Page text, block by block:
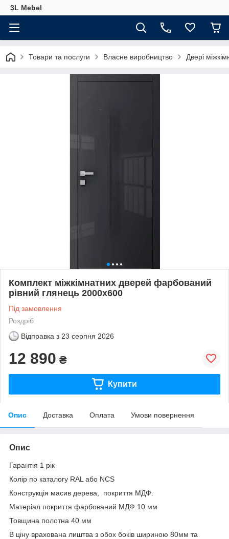
3L Mebel
Товари та послуги Власне виробництво Двері
Комплект міжкімнатних дверей фарбований
рівний глянець 2000х600
Під замовлення
Роздріб
Відправка з 23 серпня 2026
12 890 ₴
Купити
Опис Доставка Оплата Умови повернення
Опис
Гарантія 1 рік
Колір по каталогу RAL або NCS
Конструкція масив дерева, покриття МДФ.
Матеріал покриття фарбований МДФ 10 мм
Товщина полотна 40 мм
В ціну врахована лиштва з обох боків шириною 80мм та